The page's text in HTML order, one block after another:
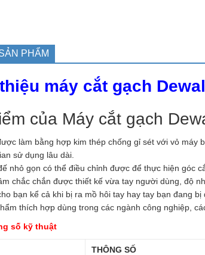
PHẨM
máy cắt gạch
của Máy cắt gạch
làm bằng hợp kim thép chống gỉ sét với vỏ máy
sử dụng lâu dài.
nhỏ gọn có thể điều chỉnh được để thực hiện góc
chắc chắn được thiết kế vừa tay người dùng, độ
bạn kể cả khi bị ra mồ hôi tay hay tay bạn đang
thích hợp dùng trong các ngành công nghiệp,
số kỹ thuật
THÔNG SỐ